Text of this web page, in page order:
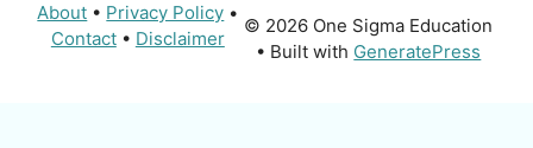
About • Privacy Policy •
Contact• Disclaimer
© 2026 One Sigma Education
• Built with GeneratePress